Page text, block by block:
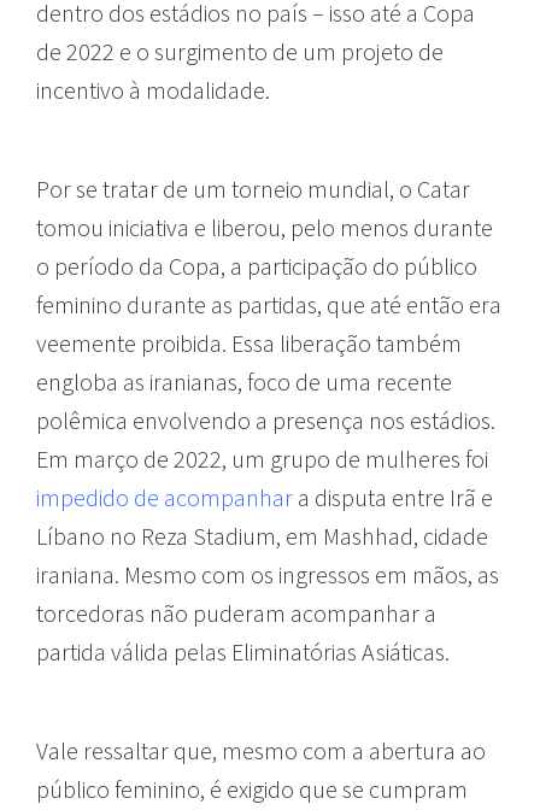
dentro dos estádios no país – isso até a Copa
de 2022 e o surgimento de um projeto de
incentivo à modalidade.
Por se tratar de um torneio mundial, o Catar
tomou iniciativa e liberou, pelo menos durante
o período da Copa, a participação do público
feminino durante as partidas, que até então era
veemente proibida. Essa liberação também
engloba as iranianas, foco de uma recente
polêmica envolvendo a presença nos estádios.
Em março de 2022, um grupo de mulheres foi
impedido de acompanhar a disputa entre Irã e
Líbano no Reza Stadium, em Mashhad, cidade
iraniana. Mesmo com os ingressos em mãos, as
torcedoras não puderam acompanhar a
partida válida pelas Eliminatórias Asiáticas.
Vale ressaltar que, mesmo com a abertura ao
público feminino, é exigido que se cumpram